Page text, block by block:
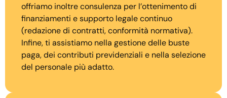
offriamo inoltre consulenza per l’ottenimento di
finanziamenti e supporto legale continuo
(redazione di contratti, conformità normativa).
Infine, ti assistiamo nella gestione delle buste
paga, dei contributi previdenziali e nella selezione
del personale più adatto.